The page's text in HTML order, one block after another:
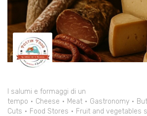
I salumi e formaggi di un
tempo
Cheese Meat Gastronomy
Cuts
Food Stores Fruit and vegetables